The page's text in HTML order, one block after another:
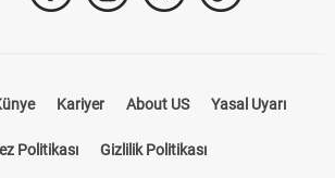
Kariyer About US Yasal Uyarı
Politikası Gizlilik Politikası